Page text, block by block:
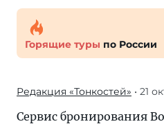
Горящие туры по России
Редакция «Тонкостей» • 21
Сервис бронирования